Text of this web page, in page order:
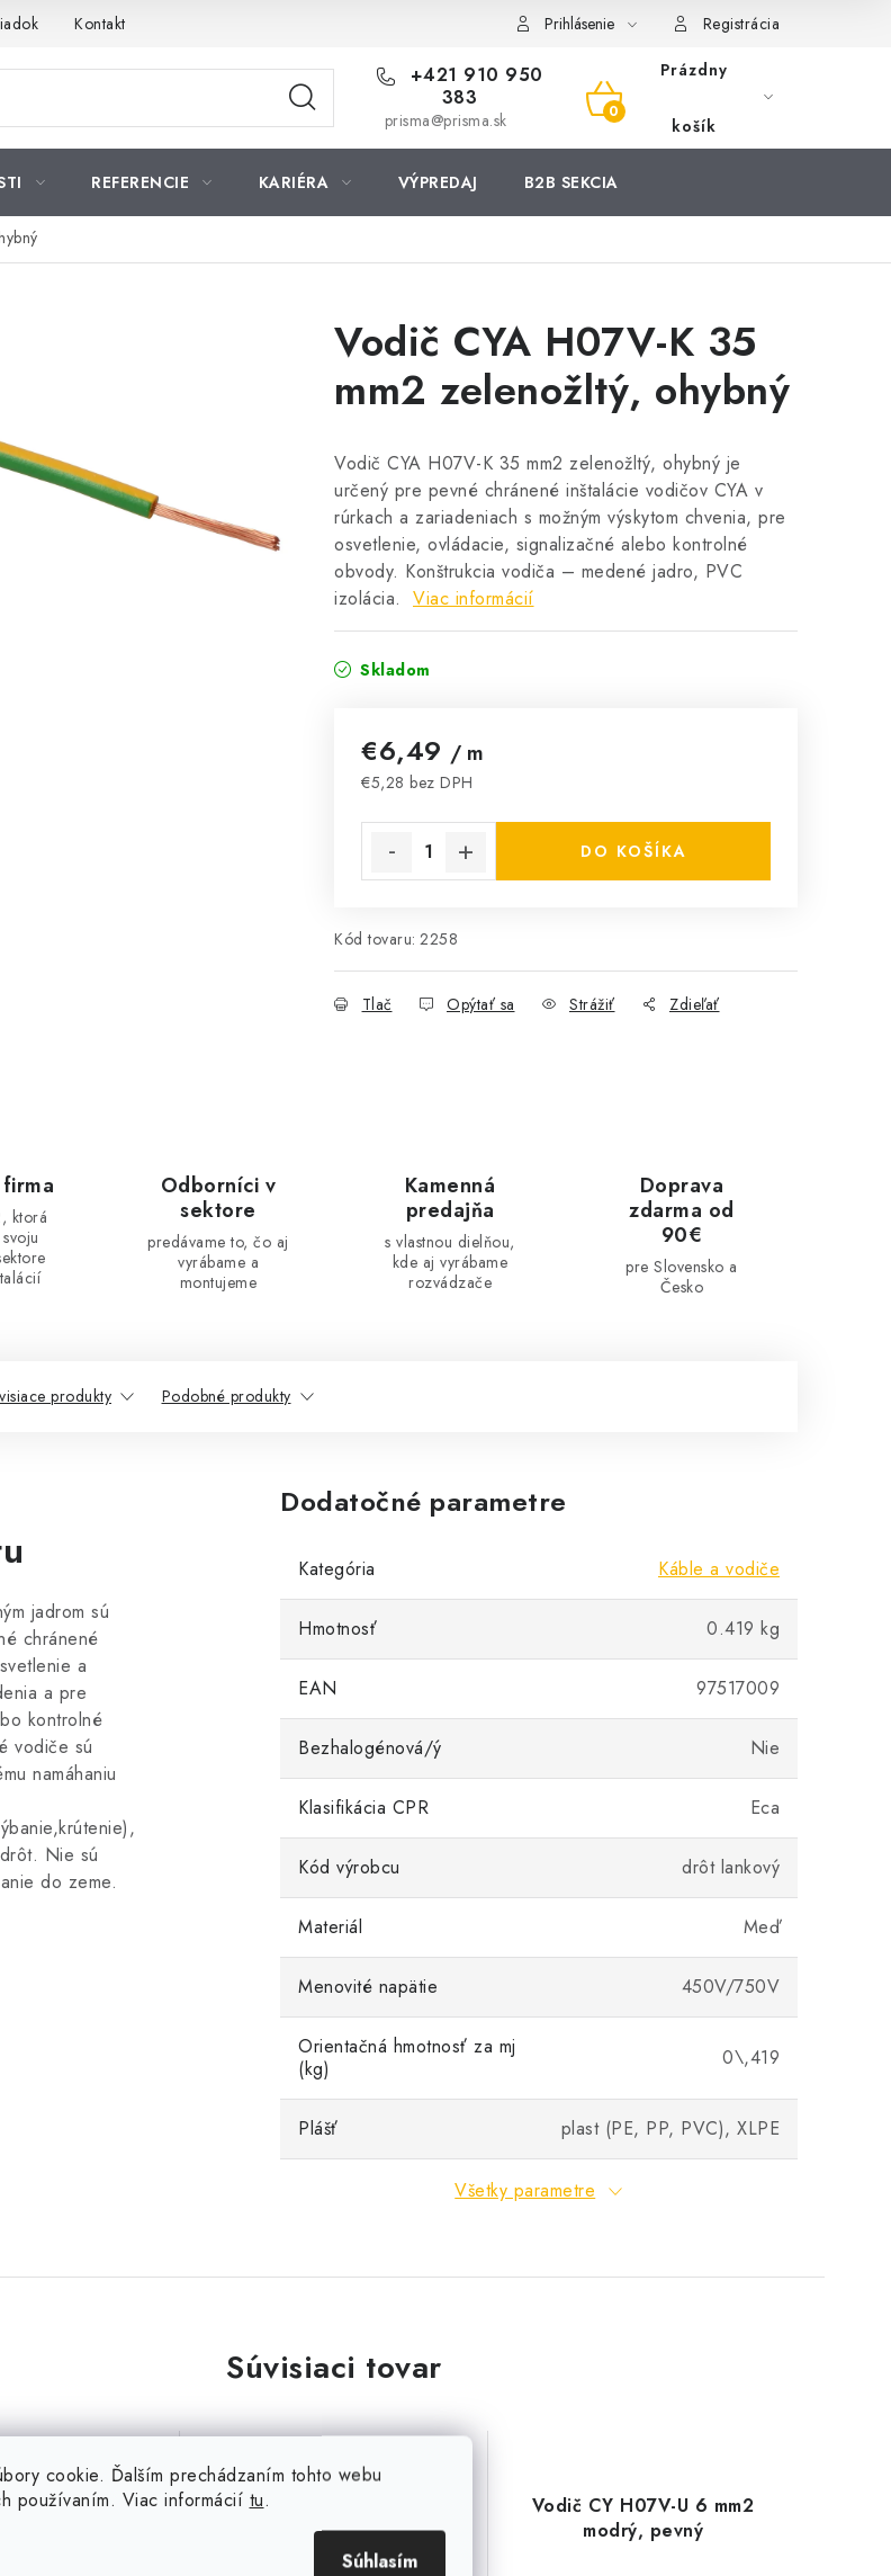
cookie. Ďalším prechádzaním tohto webu
používaním. Viac informácií tu.
Súhlasím
Kontakt Prihlásenie Registrácia
+421 910 950
383
prisma@prisma.sk
NÁKUPNÝ
KOŠÍK
Prázdny
košík
REFERENCIE KARIÉRA VÝPREDAJ B2B SEKCIA
Vodič CYA H07V-K 35
mm2 zelenožltý, ohybný
Vodič CYA H07V-K 35 mm2 zelenožltý, ohybný je
určený pre pevné chránené inštalácie vodičov CYA v
rúrkach a zariadeniach s možným výskytom chvenia, pre
osvetlenie, ovládacie, signalizačné alebo kontrolné
obvody. Konštrukcia vodiča – medené jadro, PVC
izolácia. Viac informácií
Skladom
€6,49 / m
€5,28 bez DPH
DO KOŠÍKA
Kód tovaru: 2258
Tlač Opýtať sa Strážiť Zdieľať
ktorá
Odborníci v
sektore
predávame to, čo aj
vyrábame a
montujeme
Kamenná
predajňa
s vlastnou dielňou,
kde aj vyrábame
rozvádzače
Doprava
zdarma od
90€
pre Slovensko a
Česko
produkty Podobné produkty
jadrom sú
chránené
a
a pre
kontrolné
vodiče sú
namáhaniu
Nie sú
do zeme.
Dodatočné parametre
Kategória Káble a vodiče
Hmotnosť 0.419 kg
EAN 97517009
Bezhalogénová/ý Nie
Klasifikácia CPR Eca
Kód výrobcu drôt lankový
Materiál Meď
Menovité napätie 450V/750V
Orientačná hmotnosť za mj
(kg)
0\,419
Plášť plast (PE, PP, PVC), XLPE
Všetky parametre
Súvisiaci tovar
H07V-K 4 mm2
ohybný
Vodič CYA H07V-K 4 mm2
zelenožltý, ohybný
Vodič CY H07V-U 6 mm2
modrý, pevný